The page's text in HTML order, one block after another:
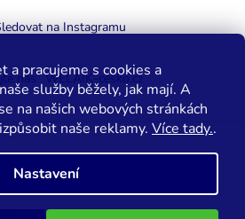
a pracujeme s cookies a
služby běžely, jak mají. A
na našich webových stránkách
naše reklamy. Více tady..
Nastavení
na Instagramu
nás WELAIK-cesko.cz
Vytvořil Shoptet